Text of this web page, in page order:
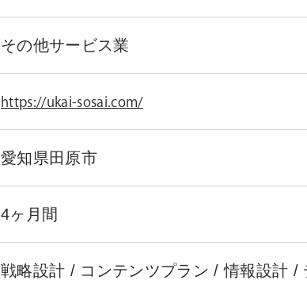
その他サービス業
https://ukai-sosai.com/
愛知県田原市
4ヶ月間
戦略設計 / コンテンツプラン / 情報設計 /